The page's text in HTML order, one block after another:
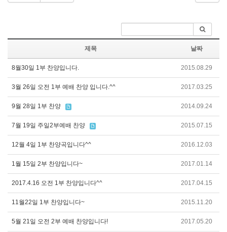
제목 날짜
8월30일 1부 찬양입니다. 2015.08.29
3월 26일 오전 1부 예배 찬양 입니다.^^ 2017.03.25
9월 28일 1부 찬양 2014.09.24
7월 19일 주일2부예배 찬양 2015.07.15
12월 4일 1부 찬양곡입니다^^ 2016.12.03
1월 15일 2부 찬양입니다~ 2017.01.14
2017.4.16 오전 1부 찬양입니다^^ 2017.04.15
11월22일 1부 찬양입니다~ 2015.11.20
5월 21일 오전 2부 예배 찬양입니다! 2017.05.20